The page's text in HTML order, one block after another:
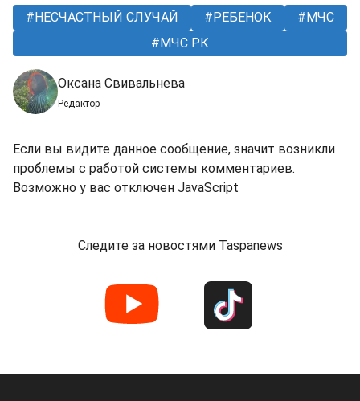
НЕСЧАСТНЫЙ СЛУЧАЙ РЕБЕНОК
МЧС
МЧС РК
Оксана Свивальнева
Редактор
Если вы видите данное сообщение, значит возникли
проблемы с работой системы комментариев.
Возможно у вас отключен JavaScript
Следите за новостями Taspanews